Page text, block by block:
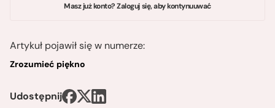
Masz już konto? Zaloguj się, aby kontynuuwać
Artykuł pojawił się w numerze:
Zrozumieć piękno
Udostępnij